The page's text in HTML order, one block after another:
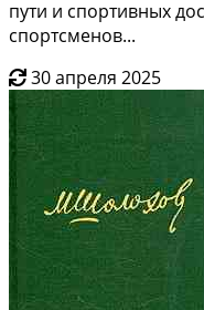
пути и спортивных
спортсменов...
30 апреля 2025